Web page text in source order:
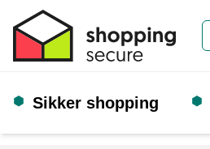
Sikker shopping